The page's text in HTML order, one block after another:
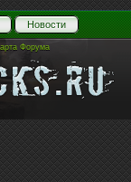
Новости
Форума